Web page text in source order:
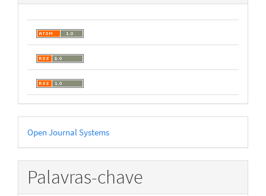
Desenvolvido
por
Open Journal Systems
Palavras-chave